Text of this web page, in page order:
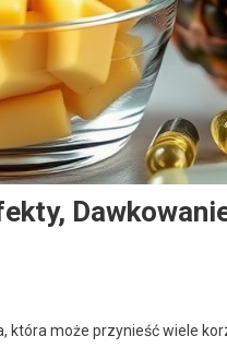
może przynieść wiele